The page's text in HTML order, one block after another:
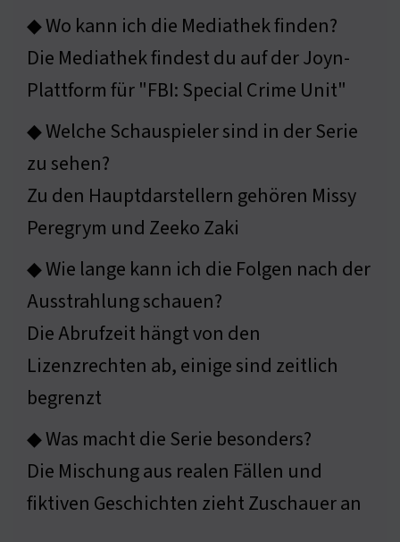
◆ Wo kann ich die Mediathek finden?
Die Mediathek findest du auf der Joyn-
Plattform für "FBI: Special Crime Unit"
◆ Welche Schauspieler sind in der Serie
zu sehen?
Zu den Hauptdarstellern gehören Missy
Peregrym und Zeeko Zaki
◆ Wie lange kann ich die Folgen nach der
Ausstrahlung schauen?
Die Abrufzeit hängt von den
Lizenzrechten ab, einige sind zeitlich
begrenzt
◆ Was macht die Serie besonders?
Die Mischung aus realen Fällen und
fiktiven Geschichten zieht Zuschauer an